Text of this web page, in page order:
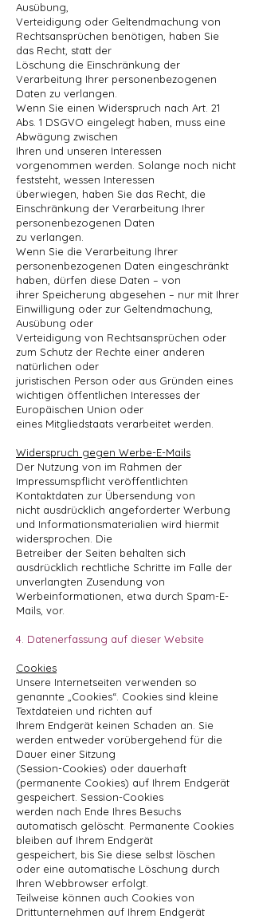
Ausübung,
Verteidigung oder Geltendmachung von
Rechtsansprüchen benötigen, haben Sie
das Recht, statt der
Löschung die Einschränkung der
Verarbeitung Ihrer personenbezogenen
Daten zu verlangen.
Wenn Sie einen Widerspruch nach Art. 21
Abs. 1 DSGVO eingelegt haben, muss eine
Abwägung zwischen
Ihren und unseren Interessen
vorgenommen werden. Solange noch nicht
feststeht, wessen Interessen
überwiegen, haben Sie das Recht, die
Einschränkung der Verarbeitung Ihrer
personenbezogenen Daten
zu verlangen.
Wenn Sie die Verarbeitung Ihrer
personenbezogenen Daten eingeschränkt
haben, dürfen diese Daten – von
ihrer Speicherung abgesehen – nur mit Ihrer
Einwilligung oder zur Geltendmachung,
Ausübung oder
Verteidigung von Rechtsansprüchen oder
zum Schutz der Rechte einer anderen
natürlichen oder
juristischen Person oder aus Gründen eines
wichtigen öffentlichen Interesses der
Europäischen Union oder
eines Mitgliedstaats verarbeitet werden.
Widerspruch gegen Werbe-E-Mails
Der Nutzung von im Rahmen der
Impressumspflicht veröffentlichten
Kontaktdaten zur Übersendung von
nicht ausdrücklich angeforderter Werbung
und Informationsmaterialien wird hiermit
widersprochen. Die
Betreiber der Seiten behalten sich
ausdrücklich rechtliche Schritte im Falle der
unverlangten Zusendung von
Werbeinformationen, etwa durch Spam-E-
Mails, vor.
4. Datenerfassung auf dieser Website
Cookies
Unsere Internetseiten verwenden so
genannte „Cookies“. Cookies sind kleine
Textdateien und richten auf
Ihrem Endgerät keinen Schaden an. Sie
werden entweder vorübergehend für die
Dauer einer Sitzung
(Session-Cookies) oder dauerhaft
(permanente Cookies) auf Ihrem Endgerät
gespeichert. Session-Cookies
werden nach Ende Ihres Besuchs
automatisch gelöscht. Permanente Cookies
bleiben auf Ihrem Endgerät
gespeichert, bis Sie diese selbst löschen
oder eine automatische Löschung durch
Ihren Webbrowser erfolgt.
Teilweise können auch Cookies von
Drittunternehmen auf Ihrem Endgerät